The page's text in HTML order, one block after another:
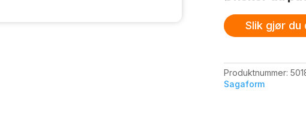
Slik gjør du
Produktnummer:
Sagaform